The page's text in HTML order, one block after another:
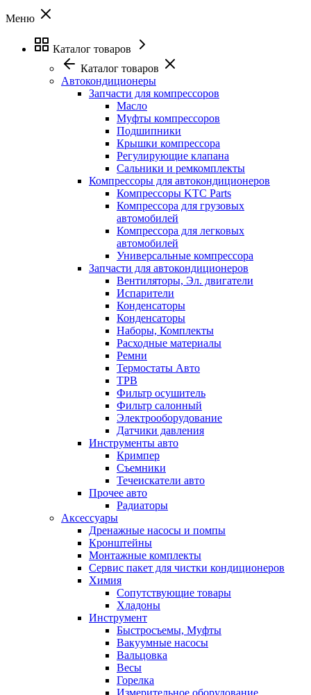
Меню
Каталог товаров
Каталог товаров
Автокондиционеры
Запчасти для компрессоров
Масло
Муфты компрессоров
Подшипники
Крышки компрессора
Регулирующие клапана
Сальники и ремкомплекты
Компрессоры для автокондиционеров
Компрессоры KTC Parts
Компрессора для грузовых
автомобилей
Компрессора для легковых
автомобилей
Универсальные компрессора
Запчасти для автокондиционеров
Вентиляторы, Эл. двигатели
Испарители
Конденсаторы
Конденсаторы
Наборы, Комплекты
Расходные материалы
Ремни
Термостаты Авто
ТРВ
Фильтр осушитель
Фильтр салонный
Электрооборудование
Датчики давления
Инструменты авто
Кримпер
Съемники
Течеискатели авто
Прочее авто
Радиаторы
Аксессуары
Дренажные насосы и помпы
Кронштейны
Монтажные комплекты
Сервис пакет для чистки кондиционеров
Химия
Сопутствующие товары
Хладоны
Инструмент
Быстросъемы, Муфты
Вакуумные насосы
Вальцовка
Весы
Горелка
Измерительное оборудование